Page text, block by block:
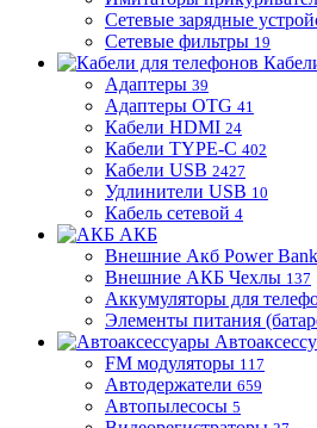
Сетевые зарядные
Сетевые фильтры 19
Адаптеры 39
Адаптеры OTG 41
Кабели HDMI 24
Кабели TYPE-C 402
Кабели USB 2427
Удлинители USB 10
Кабель сетевой 4
АКБ
Внешние Акб Power Bank
Внешние АКБ Чехлы 137
Аккумуляторы для
Элементы питания
FM модуляторы 117
Автодержатели 659
Автопылесосы 5